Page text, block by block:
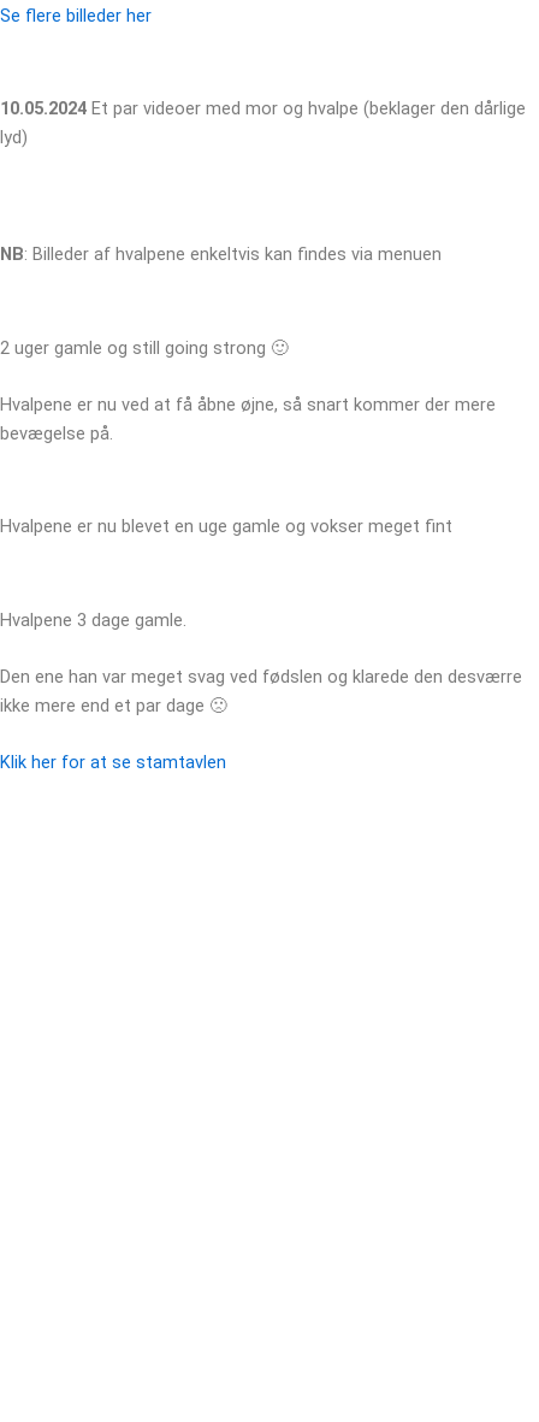
Se flere billeder her
10.05.2024 Et par videoer med mor og hvalpe (beklager den dårlige
lyd)
NB: Billeder af hvalpene enkeltvis kan findes via menuen
2 uger gamle og still going strong 🙂
Hvalpene er nu ved at få åbne øjne, så snart kommer der mere
bevægelse på.
Hvalpene er nu blevet en uge gamle og vokser meget fint
Hvalpene 3 dage gamle.
Den ene han var meget svag ved fødslen og klarede den desværre
ikke mere end et par dage 🙁
Klik her for at se stamtavlen